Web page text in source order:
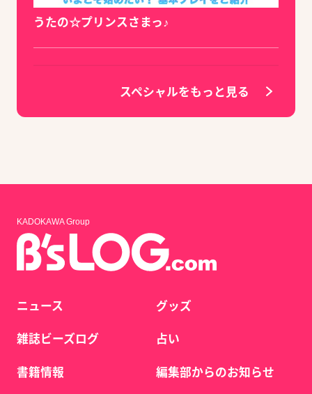
うたの☆プリンスさまっ♪
スペシャルをもっと見る
KADOKAWA Group
ニュース
雑誌ビーズログ
書籍情報
グッズ
占い
編集部からのお知らせ